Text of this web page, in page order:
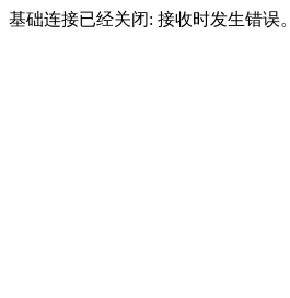
基础连接已经关闭: 接收时发生错误。